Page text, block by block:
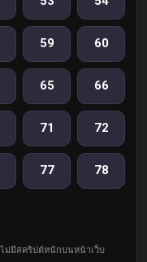
59 60
65 66
71 72
77 78
ม่มีสคริปต์หนักบนหน้าเว็บ